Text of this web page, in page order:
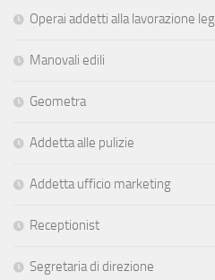
Operai addetti alla lavorazione
Manovali edili
Geometra
Addetta alle pulizie
Addetta ufficio marketing
Receptionist
Segretaria di direzione